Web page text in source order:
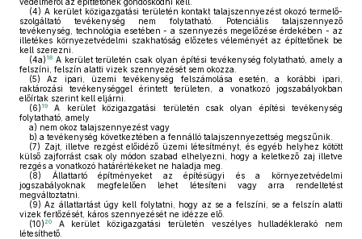
(4) A kerület közigazgatási területén kontakt talajszennyezést okozó termelő-
szolgáltató tevékenység nem folytatható. Potenciális talajszennyező
tevékenység, technológia esetében - a szennyezés megelőzése érdekében - az
illetékes környezetvédelmi szakhatóság előzetes véleményét az építtetőnek be
kell szerezni.
(4a) 18 A kerület területén csak olyan építési tevékenység folytatható, amely a
felszíni, felszín alatti vizek szennyezését sem okozza.
(5) Az ipari, üzemi tevékenység felszámolása esetén, a korábbi ipari,
raktározási tevékenységgel érintett területen, a vonatkozó jogszabályokban
előírtak szerint kell eljárni.
(6) 19
A kerület közigazgatási területén csak olyan építési tevékenység
folytatható, amely
a) nem okoz talajszennyezést vagy
b) a tevékenység következtében a fennálló talajszennyezettség megszűnik.
(7) Zajt, illetve rezgést előidéző üzemi létesítményt, és egyéb helyhez kötött
külső zajforrást csak oly módon szabad elhelyezni, hogy a keletkező zaj illetve
rezgés a vonatkozó határértékeket ne haladja meg.
(8) Állattartó építményeket az építésügyi és a környezetvédelmi
jogszabályoknak megfelelően lehet létesíteni vagy arra rendeltetést
megváltoztatni.
(9) Az állattartást úgy kell folytatni, hogy az se a felszíni, se a felszín alatti
vizek fertőzését, káros szennyezését ne idézze elő.
(10)20
A kerület közigazgatási területén veszélyes hulladéklerakó nem
létesíthető.